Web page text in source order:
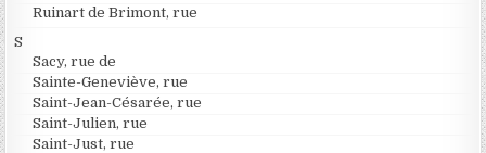
Ruinart de Brimont, rue
S
Sacy, rue de
Sainte-Geneviève, rue
Saint-Jean-Césarée, rue
Saint-Julien, rue
Saint-Just, rue